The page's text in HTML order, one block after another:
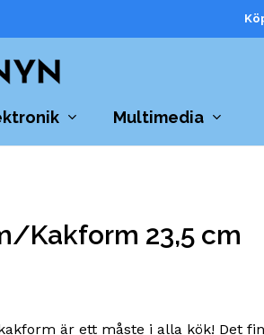
Multimedia
Cart
Kakform 23,5 cm
är ett måste i alla kök! Det